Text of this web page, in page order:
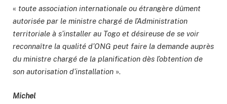
« toute association internationale ou étrangère dûment
autorisée par le ministre chargé de l’Administration
territoriale à s’installer au Togo et désireuse de se voir
reconnaître la qualité d’ONG peut faire la demande auprès
du ministre chargé de la planification dès l’obtention de
son autorisation d’installation ».
Michel